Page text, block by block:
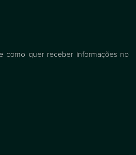
como quer receber informações no